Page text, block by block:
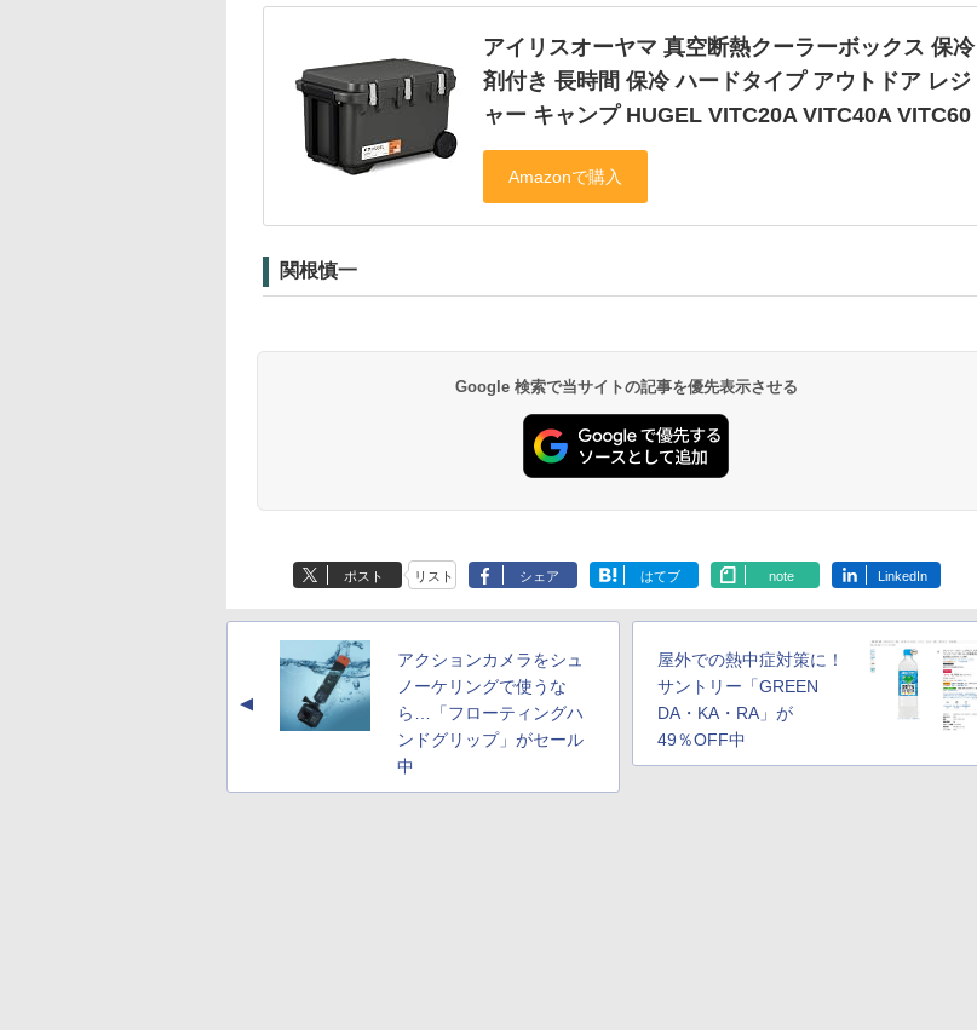
アイリスオーヤマ 真空断熱クーラーボックス 保冷
剤付き 長時間 保冷 ハードタイプ アウトドア レジ
ャー キャンプ HUGEL VITC20A VITC40A VITC60
関根慎一
Google 検索で当サイトの記事を優先表示させる
ポスト リスト シェア はてブ note LinkedIn
▲
アクションカメラをシュ
ノーケリングで使うな
ら…「フローティングハ
ンドグリップ」がセール
中
屋外での熱中症対策に！
サントリー「GREEN
DA・KA・RA」が
49％OFF中